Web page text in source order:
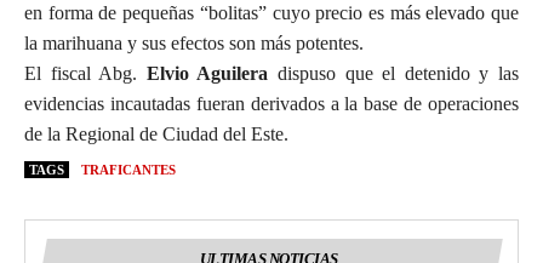
en forma de pequeñas “bolitas” cuyo precio es más elevado que
la marihuana y sus efectos son más potentes.
El fiscal Abg. Elvio Aguileradispuso que el detenido y las
evidencias incautadas fueran derivados a la base de operaciones
de la Regional de Ciudad del Este.
TAGS TRAFICANTES
ULTIMAS NOTICIAS